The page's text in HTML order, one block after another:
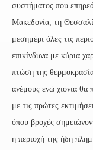
συστήματος που
Μακεδονία, τη
μεσημέρι όλες τις
επικίνδυνα με κύρια
πτώση της
ανέμους ενώ χιόνια
με τις πρώτες
όπου βροχές
η περιοχή της ήδη